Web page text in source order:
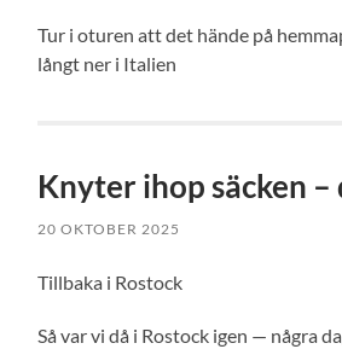
Tur i oturen att det hände på
långt ner i Italien
Knyter ihop säcken –
20 OKTOBER 2025
Tillbaka i Rostock
Så var vi då i Rostock igen — några